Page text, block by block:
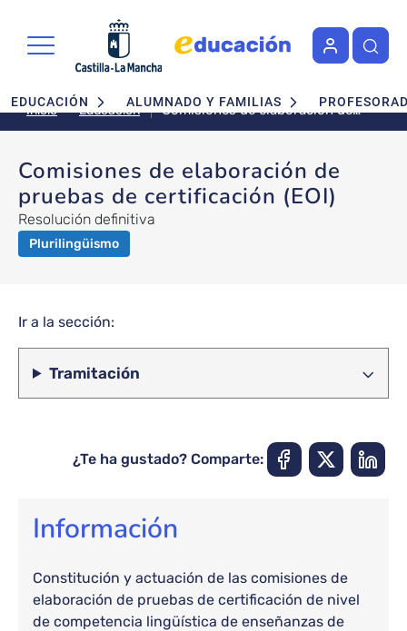
Navegación principal
EDUCACIÓN ALUMNADO Y FAMILIAS
Inicio Educación
Comisiones de elaboración de
pruebas de certificación (EOI)
Comisiones de elaboración de
pruebas de certificación (EOI)
Resolución definitiva
Plurilingüismo
Ir a la sección:
Tramitación
¿Te ha gustado? Comparte:
Información
Constitución y actuación de las comisiones de
elaboración de pruebas de certificación de nivel
de competencia lingüística de enseñanzas de